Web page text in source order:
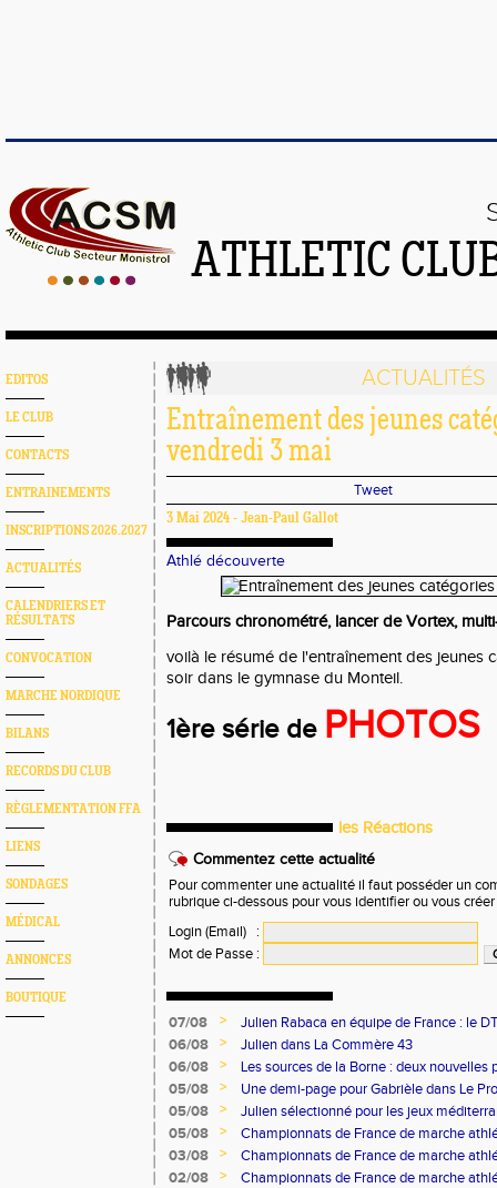
ATHLETIC
EDITOS
LE CLUB
CONTACTS
ENTRAINEMENTS
INSCRIPTIONS 2026.2027
ACTUALITÉS
CALENDRIERS ET
RÉSULTATS
CONVOCATION
MARCHE NORDIQUE
BILANS
RECORDS DU CLUB
RÈGLEMENTATION FFA
LIENS
SONDAGES
MÉDICAL
ANNONCES
BOUTIQUE
ACTUALITÉS
Entraînement des jeunes
vendredi 3 mai
Tweet
3 Mai 2024 - Jean-Paul Gallot
Athlé découverte
Parcours chronométré, lancer de Vortex,
voilà le résumé de l'entraînement des jeunes
soir dans le gymnase du Monteil.
1ère série de PHOTOS
les Réactions
Commentez cette actualité
Pour commenter une actualité il faut posséder un
rubrique ci-dessous pour vous identifier ou vous
Login (Email)
:
Mot de Passe :
07/08 >
Julien Rabaca en équipe de France : le
06/08
>
Julien dans La Commère 43
06/08
>
Les sources de la Borne : deux nouvelles
05/08
>
Une demi-page pour Gabrièle dans Le
05/08
>
Julien sélectionné pour les jeux
05/08
>
Championnats de France de marche
03/08
>
Championnats de France de marche
02/08
>
Championnats de France de marche